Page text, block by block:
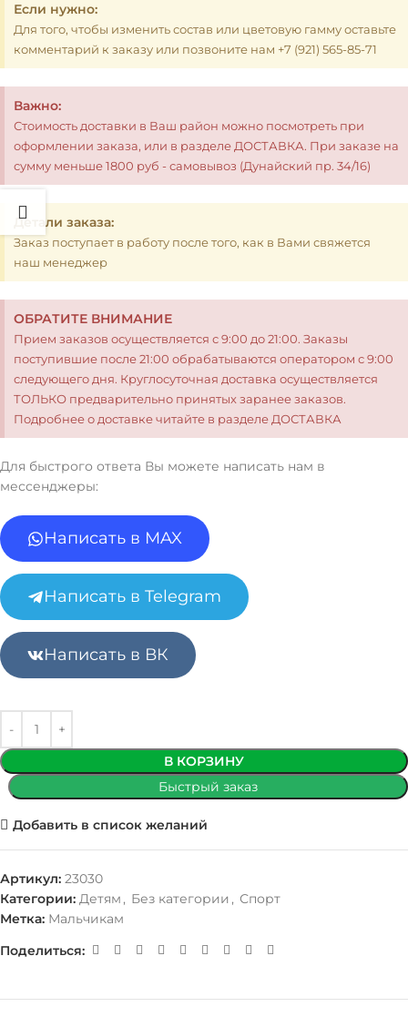
Если нужно:
Для того, чтобы изменить состав или цветовую гамму оставьте
комментарий к заказу или позвоните нам +7 (921) 565-85-71
Важно:
Стоимость доставки в Ваш район можно посмотреть при
оформлении заказа, или в разделе ДОСТАВКА. При заказе на
сумму меньше 1800 руб - самовывоз (Дунайский пр. 34/16)
Детали заказа:
Заказ поступает в работу после того, как в Вами свяжется
наш менеджер
ОБРАТИТЕ ВНИМАНИЕ
Прием заказов осуществляется с 9:00 до 21:00. Заказы
поступившие после 21:00 обрабатываются оператором с 9:00
следующего дня. Круглосуточная доставка осуществляется
ТОЛЬКО предварительно принятых заранее заказов.
Подробнее о доставке читайте в разделе ДОСТАВКА
Для быстрого ответа Вы можете написать нам в
мессенджеры:
Написать в MAX
Написать в Telegram
Написать в ВК
В КОРЗИНУ
Быстрый заказ
Добавить в список желаний
Артикул: 23030
Категории: Детям , Без категории , Спорт
Метка: Мальчикам
Поделиться: